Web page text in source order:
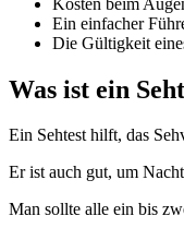
Ein einfacher
Die Gültigkeit
Was ist ein
Ein Sehtest hilft, das
Er ist auch gut, um
Man sollte alle ein bis